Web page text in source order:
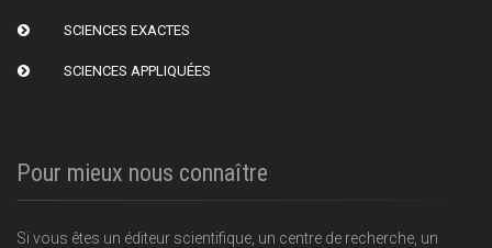
SCIENCES EXACTES
SCIENCES APPLIQUÉES
Pour mieux nous connaître
Si vous êtes un éditeur scientifique, un centre de recherche, un